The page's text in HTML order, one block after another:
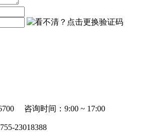
咨询时间：9:00 ~ 17:00
23018388